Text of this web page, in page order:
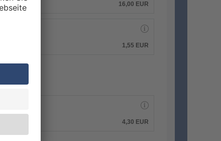
16,00 EUR
1,55 EUR
4,30 EUR